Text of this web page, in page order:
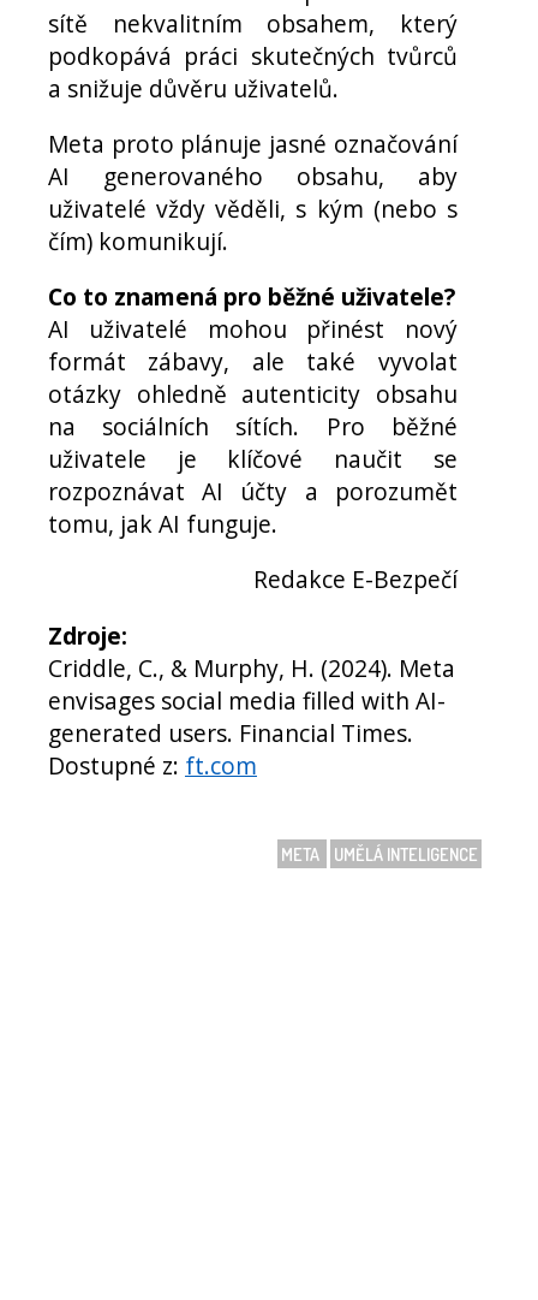
sítě nekvalitním obsahem, který
podkopává práci skutečných tvůrců
a snižuje důvěru uživatelů.
Meta proto plánuje jasné označování
AI generovaného obsahu, aby
uživatelé vždy věděli, s kým (nebo s
čím) komunikují.
Co to znamená pro běžné uživatele?
AI uživatelé mohou přinést nový
formát zábavy, ale také vyvolat
otázky ohledně autenticity obsahu
na sociálních sítích. Pro běžné
uživatele je klíčové naučit se
rozpoznávat AI účty a porozumět
tomu, jak AI funguje.
Redakce E-Bezpečí
Zdroje:
Criddle, C., & Murphy, H. (2024). Meta
envisages social media filled with AI-
generated users. Financial Times.
Dostupné z: ft.com
META UMĚLÁ INTELIGENCE